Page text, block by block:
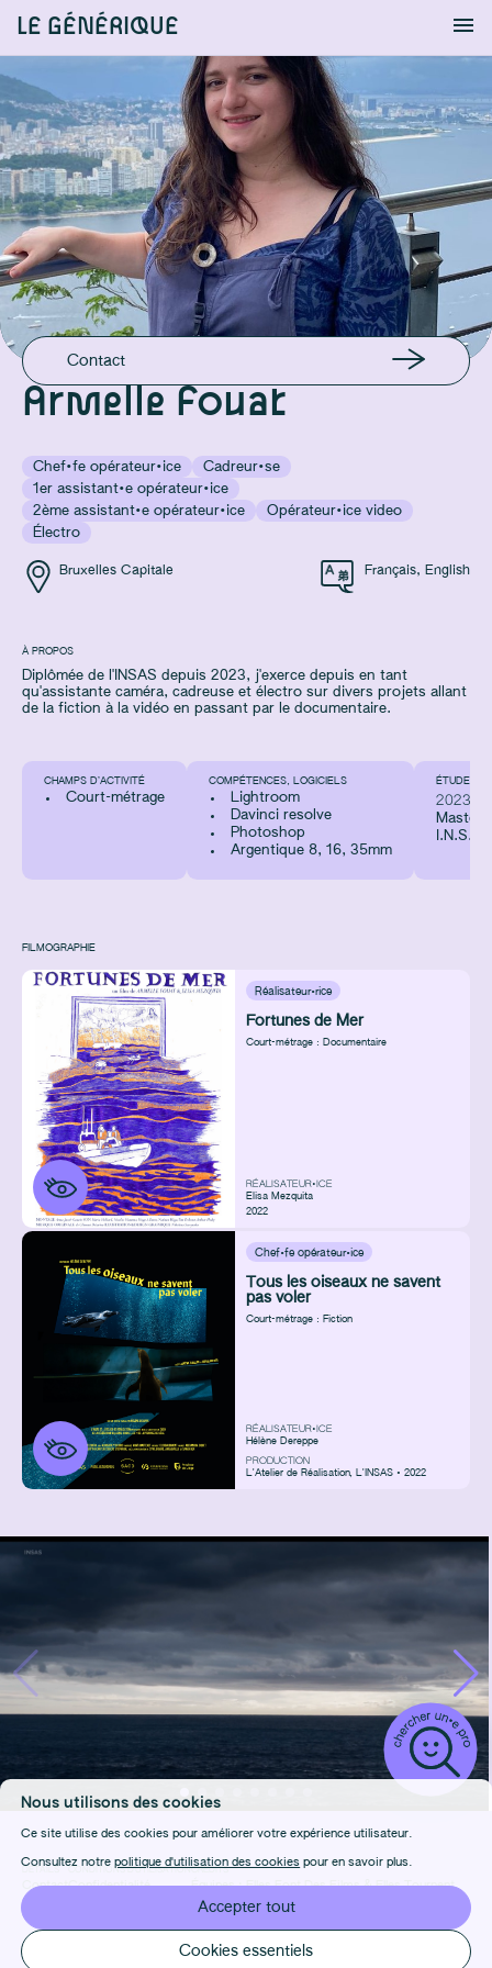
LE GÉNÉRIQUE
Chercher
Bruxelles Capitale Français, English
Armelle Fouat
Chef·fe opérateur·ice
Cadreur·se
1er assistant·e opérateur·ice
2ème assistant·e opérateur·ice
Opérateur·ice video
Électro
À PROPOS
Diplômée de l'INSAS depuis 2023, j'exerce depuis en tant
qu'assistante caméra, cadreuse et électro sur divers projets allant
de la fiction à la vidéo en passant par le documentaire.
EMAIL
armelle.fouat@hotmail.be
+32478330220
Contact
CHAMPS D’ACTIVITÉ
Court-métrage
COMPÉTENCES, LOGICIELS
Lightroom
Davinci resolve
Photoshop
Argentique 8, 16, 35mm
ÉTUDES,
2023
Master
FILMOGRAPHIE
Réalisateur·rice
Fortunes de Mer
Court-métrage : Documentaire
RÉALISATEUR•ICE
Elisa Mezquita
2022
Chef·fe opérateur·ice
Tous les oiseaux ne savent
pas voler
Court-métrage : Fiction
RÉALISATEUR•ICE
Hélène Dereppe
PRODUCTION
L'Atelier de Réalisation, L'INSAS • 2022
Nous utilisons des cookies
Ce site utilise des cookies pour améliorer votre expérience utilisateur.
Consultez notrepolitique d'utilisation des cookies pour en savoir plus.
Cookies essentiels
Accepter tout
Contact
FAQ
CONDITIONS D'UTILISATION
Confidentialité
CRÉDITS
Équipes :Elles Font Des Films&Elles Tournent
Design & Front-end :